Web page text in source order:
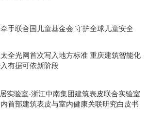
手联合国儿童基金会 守护全球儿童安全
全光网首次写入地方标准 重庆建筑智能化
有据可依新阶段
实验室-浙江中南集团建筑表皮联合实验室
首部建筑表皮与室内健康关联研究白皮书